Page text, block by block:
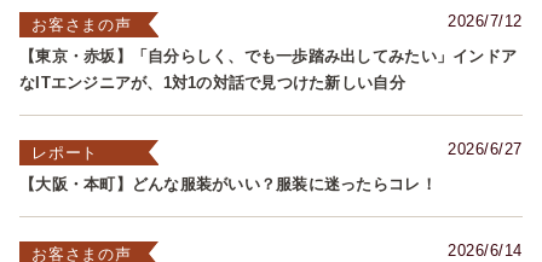
2026/7/12
お客さまの声
【東京・赤坂】「自分らしく、でも一歩踏み出してみたい」インドア
なITエンジニアが、1対1の対話で見つけた新しい自分
2026/6/27
レポート
【大阪・本町】どんな服装がいい？服装に迷ったらコレ！
2026/6/14
お客さまの声